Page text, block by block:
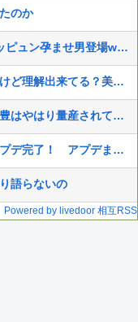
のか
【悲報画像】ブルーロックになんJ民とドッピュン孕ませ男登場www
外人「和ゲーってメニューが英語だらけだけど理解出来てる？美的センスでわざとそうしてる？」
武豊シリーズ、完成していたの……！？武豊はやはり量産されていた！
【艦これ】データ保守＆ほんの少しだけアプデ完了！ アプデまとめ
語らないの
Powered by livedoor 相互RSS